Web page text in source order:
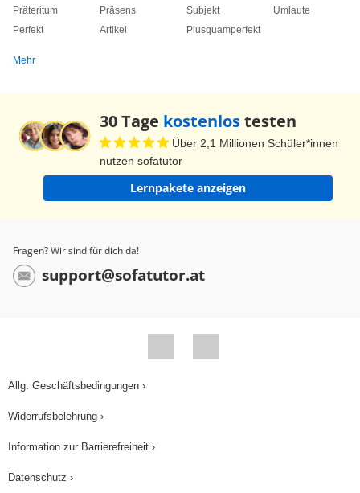
Präteritum
Perfekt
Präsens
Artikel
Subjekt
Plusquamperfekt
Umlaute
Mehr
30 Tage kostenlostesten
Über 2,1 Millionen Schüler*innen
nutzen sofatutor
Lernpakete anzeigen
Fragen? Wir sind für dich da!
support@sofatutor.at
Allg. Geschäftsbedingungen ›
Widerrufsbelehrung ›
Information zur Barrierefreiheit ›
Datenschutz ›